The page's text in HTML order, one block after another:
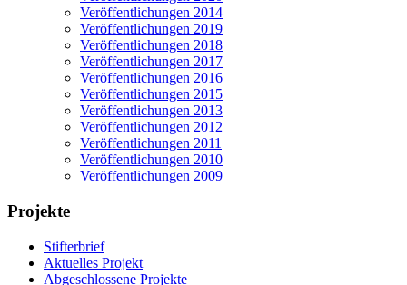
Veröffentlichungen 2014
Veröffentlichungen 2019
Veröffentlichungen 2018
Veröffentlichungen 2017
Veröffentlichungen 2016
Veröffentlichungen 2015
Veröffentlichungen 2013
Veröffentlichungen 2012
Veröffentlichungen 2011
Veröffentlichungen 2010
Veröffentlichungen 2009
Projekte
Stifterbrief
Aktuelles Projekt
Abgeschlossene Projekte